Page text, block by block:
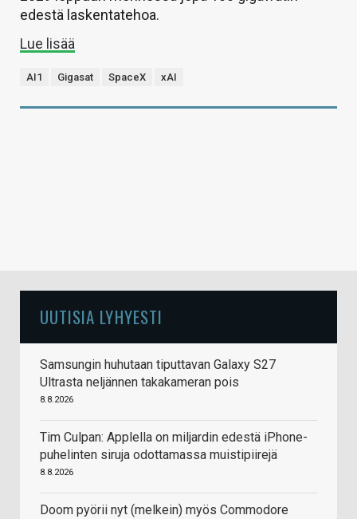
edestä laskentatehoa.
Lue lisää
AI1 Gigasat SpaceX xAI
UUTISIA LYHYESTI
Samsungin huhutaan tiputtavan Galaxy S27
Ultrasta neljännen takakameran pois
8.8.2026
Tim Culpan: Applella on miljardin edestä iPhone-
puhelinten siruja odottamassa muistipiirejä
8.8.2026
Doom pyörii nyt (melkein) myös Commodore